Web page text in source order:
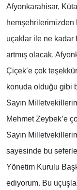
Afyonkarahisar,
hemşehrilerimizden
uçaklar ile ne kadar
artmış olacak.
Çiçek’e çok
konuda olduğu gibi
Sayın
Mehmet Zeybek’e
Sayın
sayesinde bu
Yönetim Kurulu
ediyorum. Bu